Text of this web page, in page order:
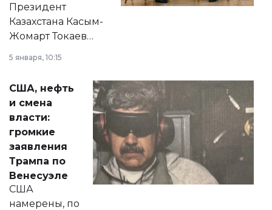
Президент
Казахстана Касым-
Жомарт Токаев
сразу несколько
актуальных тем —
от слухов о
политических
реформах до
вопросов армии,
экономики и
личного здоровья.
5 января, 10:15
США, нефть
и смена
власти:
громкие
заявления
Трампа по
Венесуэле
США
намерены, по